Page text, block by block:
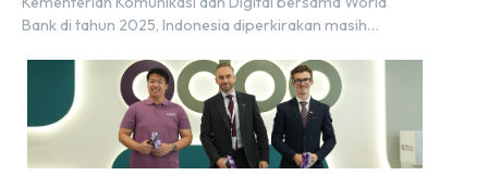
Bank di tahun 2025, Indonesia diperkirakan masih
2030 atau setara dengan 600 ribu tenaga digital baru
setiap tahunnya untuk mendukung percepatan
transformasi digital di berbagai sektor strategis.
Kebutuhan tersebut menjadikan pengembangan sumber
daya […]